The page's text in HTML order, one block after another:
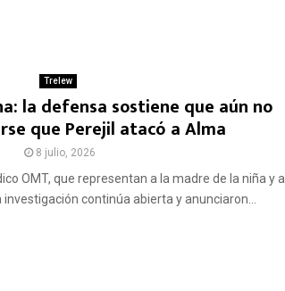
Trelew
la defensa sostiene que aún no
que Perejil atacó a Alma
8 julio, 2026
OMT, que representan a la madre de la niña y al
continúa abierta y anunciaron...